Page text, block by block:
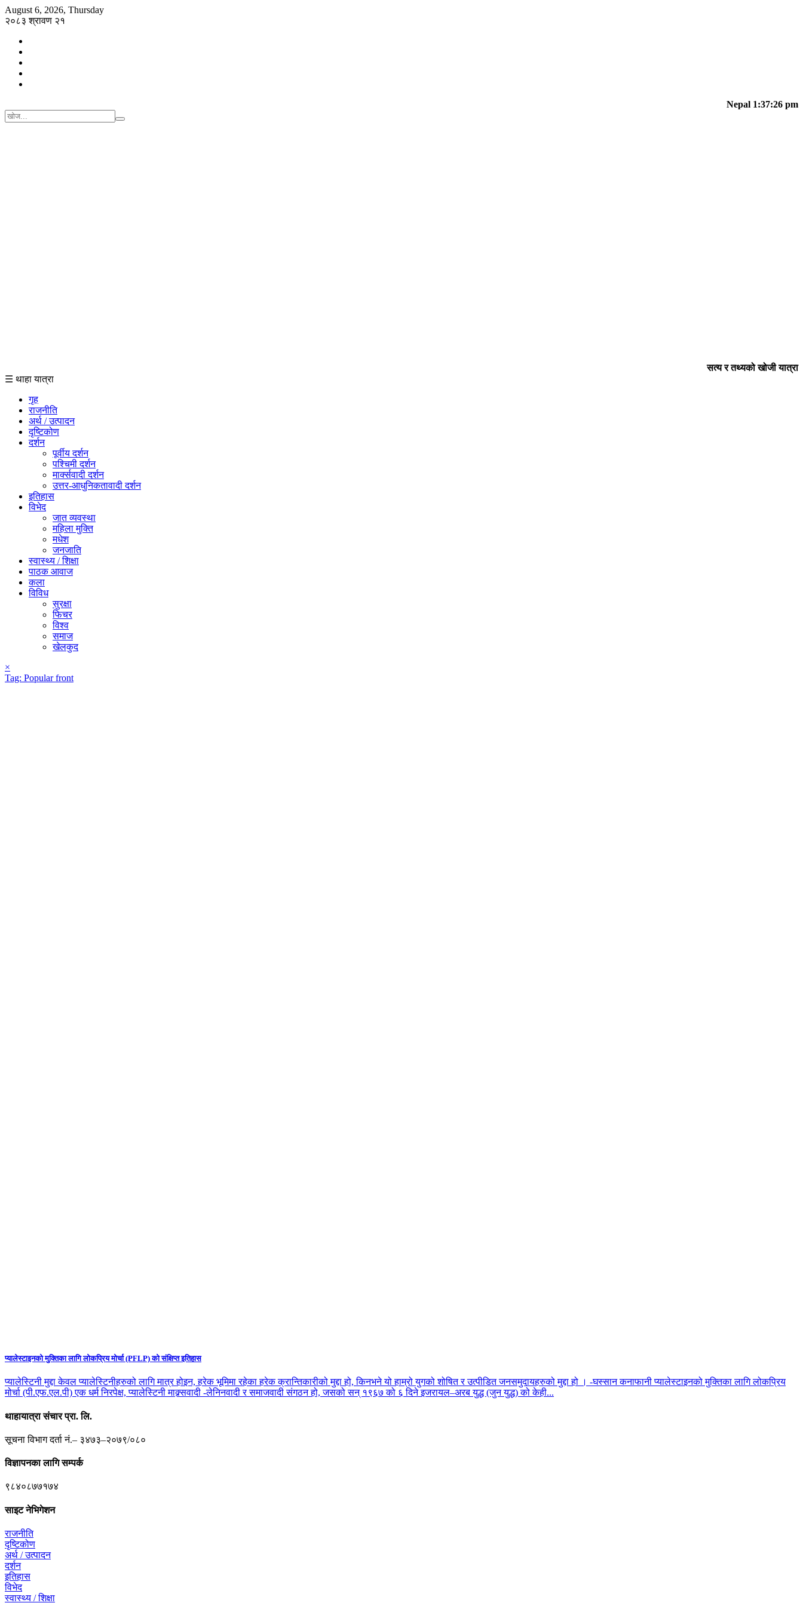
August 6, 2026, Thursday
२०८३ श्रावण २१
Nepal 1:37:26 pm
सत्य र तथ्यको खोजी यात्रा
☰ थाहा यात्रा
गृह
राजनीति
अर्थ / उत्पादन
दृष्टिकोण
दर्शन
पूर्वीय दर्शन
पश्चिमी दर्शन
मार्क्सवादी दर्शन
उत्तर-आधुनिकतावादी दर्शन
इतिहास
विभेद
जात व्यवस्था
महिला मुक्ति
मधेश
जनजाति
स्वास्थ्य / शिक्षा
पाठक आवाज
कला
विविध
सुरक्षा
फिचर
विश्व
समाज
खेलकुद
×
Tag: Popular front
प्यालेस्टाइनको मुक्तिका लागि लोकप्रिय मोर्चा (PFLP) को संक्षिप्त इतिहास
प्यालेस्टिनी मुद्दा केवल प्यालेस्टिनीहरुको लागि मात्र होइन, हरेक भूमिमा रहेका हरेक क्रान्तिकारीको मुद्दा हो, किनभने यो हाम्रो युगको शोषित र उत्पीडित जनसमुदायहरुको मुद्दा हो । -घस्सान कनाफानी प्यालेस्टाइनको मुक्तिका लागि लोकप्रिय
मोर्चा (पी.एफ.एल.पी) एक धर्म निरपेक्ष, प्यालेस्टिनी माक्र्सवादी -लेनिनवादी र समाजवादी संगठन हो, जसको सन् १९६७ को ६ दिने इजरायल–अरब युद्ध (जुन युद्ध) को केही...
थाहायात्रा संचार प्रा. लि.
सूचना विभाग दर्ता नं.– ३४७३–२०७९/०८०
विज्ञापनका लागि सम्पर्क
९८४०८७७१७४
साइट नेभिगेशन
राजनीति
दृष्टिकोण
अर्थ / उत्पादन
दर्शन
इतिहास
विभेद
स्वास्थ्य / शिक्षा